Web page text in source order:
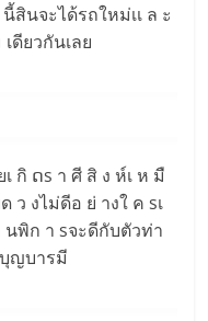
สินจะได้รถใหม่เเ ล ะ
ดียวกันเลย
กิ ດs า ศี สิ ง ห์เ ห มื
ว งไม่ดีอ ย่ างใ ค sเ
พิก า sจะดีกับตัวท่า
บุญบารมี